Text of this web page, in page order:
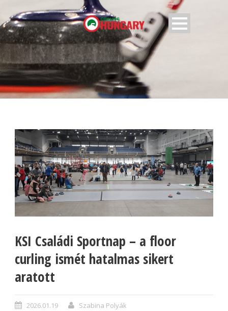
KSI Családi Sportnap – a floor
curling ismét hatalmas sikert
aratott
2026.01.19
Szabina Polyák